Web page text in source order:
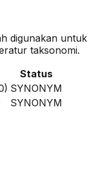
digunakan untuk
taksonomi.
Status
SYNONYM
SYNONYM